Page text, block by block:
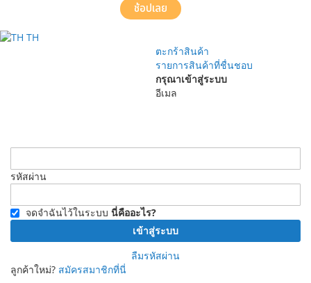
ช้อปเลย
TH
ตะกร้าสินค้า
รายการสินค้าที่ชื่นชอบ
กรุณาเข้าสู่ระบบ
อีเมล
รหัสผ่าน
จดจำฉันไว้ในระบบ นี่คืออะไร?
เข้าสู่ระบบ
ลืมรหัสผ่าน
ลูกค้าใหม่? สมัครสมาชิกที่นี่